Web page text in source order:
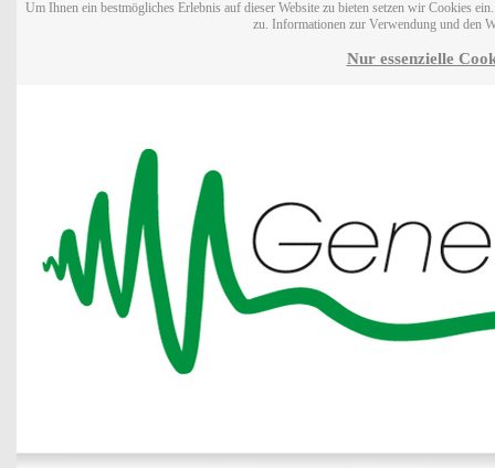
Um Ihnen ein bestmögliches Erlebnis auf dieser Website zu bieten setzen wir Cookies
zu. Informationen zur Verwendung und den
Nur essenzielle